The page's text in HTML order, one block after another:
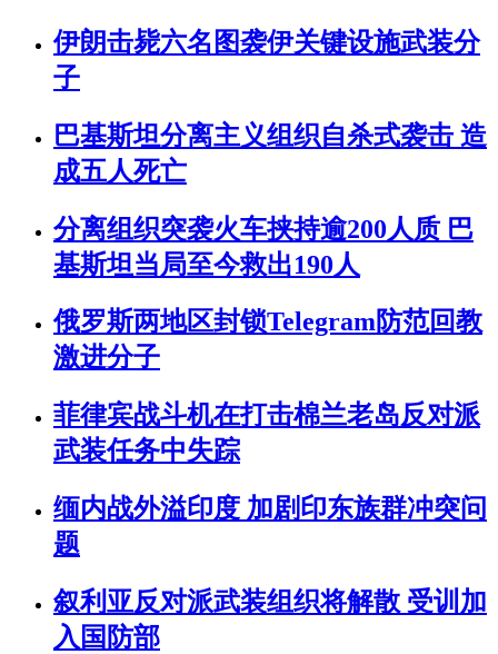
伊朗击毙六名图袭伊关键设施武装分
子
巴基斯坦分离主义组织自杀式袭击 造
成五人死亡
分离组织突袭火车挟持逾200人质 巴
基斯坦当局至今救出190人
俄罗斯两地区封锁Telegram防范回教
激进分子
菲律宾战斗机在打击棉兰老岛反对派
武装任务中失踪
缅内战外溢印度 加剧印东族群冲突问
题
叙利亚反对派武装组织将解散 受训加
入国防部